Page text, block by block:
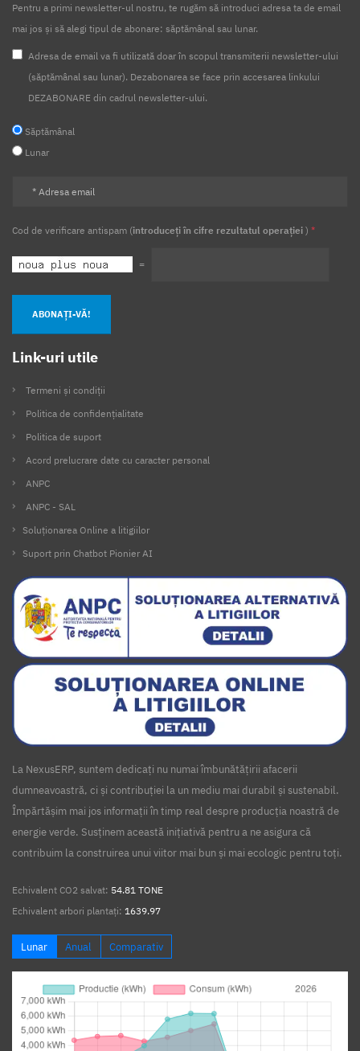
Pentru a primi newsletter-ul nostru, te rugăm să introduci adresa ta de email
mai jos și să alegi tipul de abonare: săptămânal sau lunar.
Adresa de email va fi utilizată doar în scopul transmiterii newsletter-ului
(săptămânal sau lunar). Dezabonarea se face prin accesarea linkului
DEZABONARE din cadrul newsletter-ului.
Săptămânal
Lunar
Cod de verificare antispam (introduceți în cifre rezultatul operației ) *
=
ABONAȚI-VĂ!
Link-uri utile
Termeni și condiții
Politica de confidențialitate
Politica de suport
Acord prelucrare date cu caracter personal
ANPC
ANPC - SAL
Soluționarea Online a litigiilor
Suport prin Chatbot Pionier AI
La NexusERP, suntem dedicați nu numai îmbunătățirii afacerii
dumneavoastră, ci și contribuției la un mediu mai durabil și sustenabil.
Împărtășim mai jos informații în timp real despre producția noastră de
energie verde. Susținem această inițiativă pentru a ne asigura că
contribuim la construirea unui viitor mai bun și mai ecologic pentru toți.
Echivalent CO2 salvat: 54.81 TONE
Echivalent arbori plantați: 1639.97
Lunar Anual Comparativ